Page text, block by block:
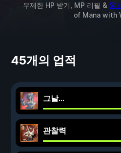
무제한 HP 받기, MP 리필 & 5
of Mana with
45개의 업적
그날...
관찰력